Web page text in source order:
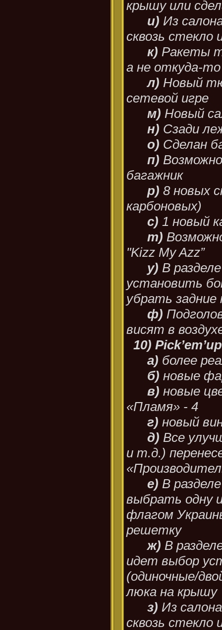
крышу или
и) Из
сквозь стекло
к) Ракеты
а не откуда-
л) Новый
сетевой игре
м) Новый
н) Сзади
о) Сделан
п)
багажник
р) 8 новых
карбоновых)
с) 1 новый
т)
"Kizz My Azz”
у) В
установить
убрать задние
ф)
висят в
10)
а) более
б) новые
в) новые
«Пламя» - 4
г) новый
д) Все
и т.д.)
е) В
выбрать одну
флагом
решетку
ж) В
идет выбор
(одиночные/
люка на крышу
з) Из
сквозь стекло